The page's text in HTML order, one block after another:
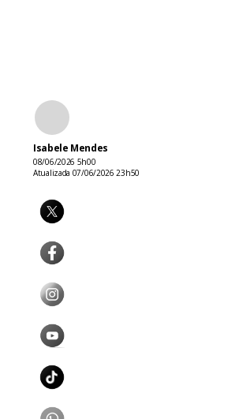
Isabele Mendes
08/06/2026 5h00
Atualizada 07/06/2026 23h50